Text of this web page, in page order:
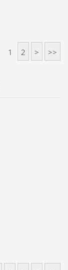
1 2 > >>